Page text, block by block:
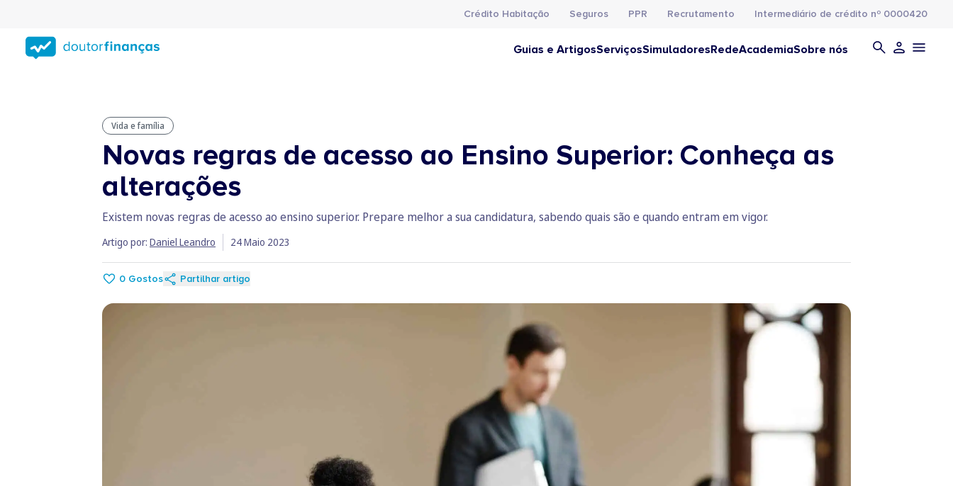
conteúdo
principal
Crédito Habitação Seguros PPR Recrutamento Intermediário de crédito nº 0000420
Guias e ArtigosServiçosSimuladoresRedeAcademiaSobre nós
Vida e família
Novas regras de acesso ao Ensino Superior: Conheça as
alterações
Existem novas regras de acesso ao ensino superior. Prepare melhor a sua candidatura, sabendo quais são e quando entram em vigor.
Artigo por: Daniel Leandro 24 Maio 2023
0 Gostos Partilhar artigo